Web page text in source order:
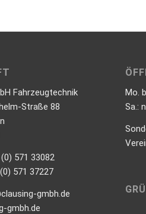
Fahrzeugtechnik
Straße 88
571 33082
571 37227
gmbh.de
gmbh.de
Mo.
Sa.: